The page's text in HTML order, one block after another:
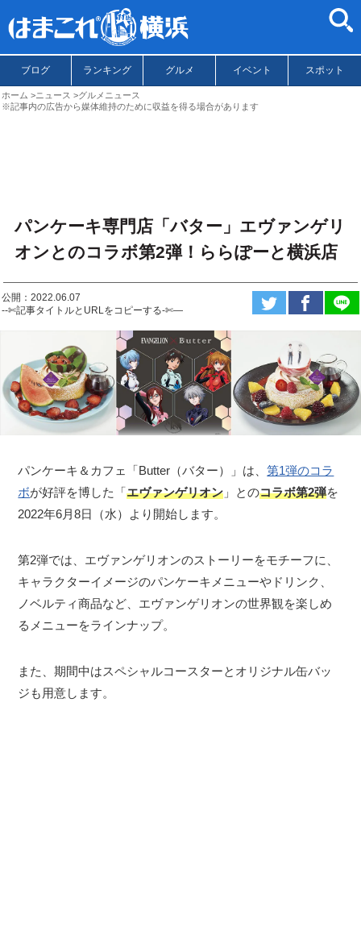
ブログ ランキング グルメ イベント スポット
ホーム ニュース
グルメニュース
※記事内の広告から媒体維持のために収益を得る場合があります
パンケーキ専門店「バター」エヴァンゲリ
オンとのコラボ第2弾！ららぽーと横浜店
公開：2022.06.07
--✄記事タイトルとURLをコピーする-✄—
パンケーキ＆カフェ「Butter（バター）」は、第1弾のコラ
ボが好評を博した「エヴァンゲリオン 」とのコラボ第2弾を
2022年6月8日（水）より開始します。
第2弾では、エヴァンゲリオンのストーリーをモチーフに、
キャラクターイメージのパンケーキメニューやドリンク、
ノベルティ商品など、エヴァンゲリオンの世界観を楽しめ
るメニューをラインナップ。
また、期間中はスペシャルコースターとオリジナル缶バッ
ジも用意します。